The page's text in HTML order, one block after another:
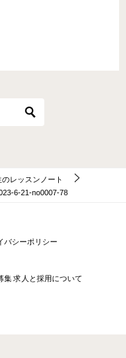
レッスンノート
6-21-no0007-78
バシーポリシー
集 求人と採用について